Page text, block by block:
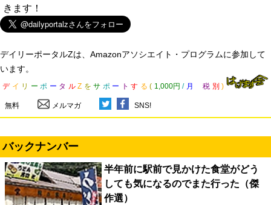
きます！
デイリーポータルZは、Amazonアソシエイト・プログラムに参加して
います。
デ イ リ ー ポ ー タ ル Z を サ ポ ー ト す る ( 1,000円 / 月 税 別 )
無料 メルマガ SNS!
バックナンバー
半年前に駅前で見かけた食堂がどう
しても気になるのでまた行った（傑
作選）